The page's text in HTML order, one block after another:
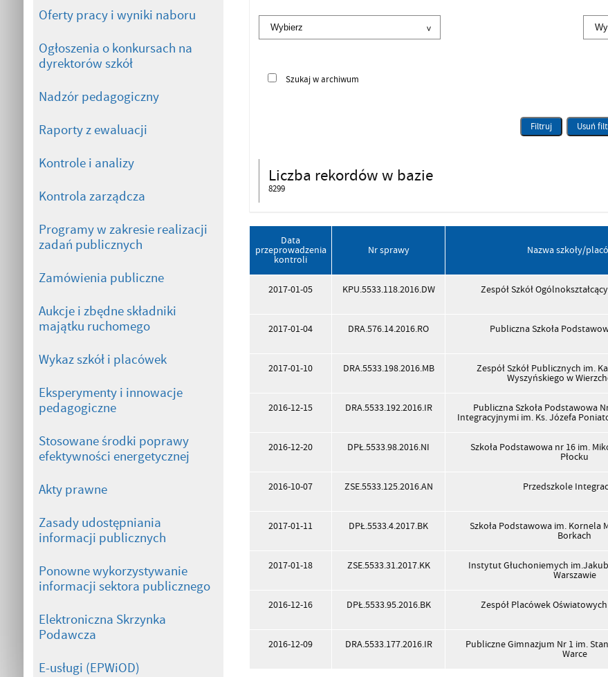
Oferty pracy i wyniki naboru
Ogłoszenia o konkursach na
dyrektorów szkół
Nadzór pedagogiczny
Raporty z ewaluacji
Kontrole i analizy
Kontrola zarządcza
Programy w zakresie realizacji
zadań publicznych
Zamówienia publiczne
Aukcje i zbędne składniki
majątku ruchomego
Wykaz szkół i placówek
Eksperymenty i innowacje
pedagogiczne
Stosowane środki poprawy
efektywności energetycznej
Akty prawne
Zasady udostępniania
informacji publicznych
Ponowne wykorzystywanie
informacji sektora publicznego
Elektroniczna Skrzynka
Podawcza
E-usługi (EPWiOD)
Szukaj w archiwum
Filtruj Usuń
Liczba rekordów w bazie
8299
Data
przeprowadzenia
kontroli
Nr sprawy Nazwa szkoły/
2017-01-05 KPU.5533.118.2016.DW Zespół Szkół
2017-01-04 DRA.576.14.2016.RO Publiczna Szkoła
2017-01-10 DRA.5533.198.2016.MB Zespół Szkół Publicznych im.
Wyszyńskiego w
2016-12-15 DRA.5533.192.2016.IR Publiczna Szkoła Podstawowa
Integracyjnymi im. Ks. Józefa
2016-12-20 DPŁ.5533.98.2016.NI Szkoła Podstawowa nr 16 im.
Płocku
2016-10-07 ZSE.5533.125.2016.AN Przedszkole
2017-01-11 DPŁ.5533.4.2017.BK Szkoła Podstawowa im. Kornela
Borkach
2017-01-18 ZSE.5533.31.2017.KK Instytut Głuchoniemych
Warszawie
2016-12-16 DPŁ.5533.95.2016.BK Zespół Placówek
2016-12-09 DRA.5533.177.2016.IR Publiczne Gimnazjum Nr 1 im.
Warce